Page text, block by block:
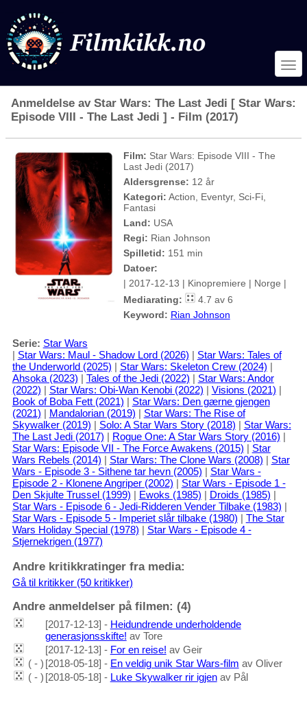
Anmeldelse av Star Wars: The Last Jedi [ Star Wars:
Episode VIII - The Last Jedi ] - Film (2017)
Film: Star Wars: Episode VIII - The
Last Jedi (2017)
Aldersgrense: 12 år
Kategori: Action, Eventyr, Sci-Fi,
Fantasi
Land: USA
Regi: Rian Johnson
Spilletid: 151 min
Datoer:
| 2017-12-13 | Kinopremiere | Norge |
Mediarating:
4.7 av 6
Keyword: Rian Johnson
Serie: Star Wars
| Star Wars: Maul - Shadow Lord (2026) | Star Wars: Tales of
the Underworld (2025) | Star Wars: Skeleton Crew (2024) |
Ahsoka (2023) | Tales of the Jedi (2022) | Star Wars: Andor
(2022) | Star Wars: Obi-Wan Kenobi (2022) | Visions (2021) |
Book of Boba Fett (2021) | Star Wars: Den gærne gjengen
(2021) | Mandalorian (2019) | Star Wars: The Rise of
Skywalker (2019) | Solo: A Star Wars Story (2018) | Star Wars:
The Last Jedi (2017) | Rogue One: A Star Wars Story (2016) |
Star Wars: Episode VII - The Force Awakens (2015) | Star
Wars Rebels (2014) | Star Wars: The Clone Wars (2008) | Star
Wars - Episode 3 - Sithene tar hevn (2005) | Star Wars -
Episode 2 - Klonene Angriper (2002) | Star Wars - Episode 1 -
Den Skjulte Trussel (1999) | Ewoks (1985) | Droids (1985) |
Star Wars - Episode 6 - Jedi-Ridderen Vender Tilbake (1983) |
Star Wars - Episode 5 - Imperiet slår tilbake (1980) | The Star
Wars Holiday Special (1978) | Star Wars - Episode 4 -
Stjernekrigen (1977)
Andre kritikkratinger fra media:
Gå til kritikker (50 kritikker)
Andre anmeldelser på filmen: (4)
[2017-12-13] - Heidundrende underholdende
generasjonsskifte! av Tore
[2017-12-13] - For en reise! av Geir
( - ) [2018-05-18] - En veldig unik Star Wars-film av Oliver
( - ) [2018-05-18] - Luke Skywalker rir igjenav Pål